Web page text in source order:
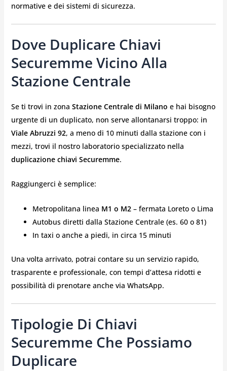
normative e dei sistemi di sicurezza.
Dove Duplicare Chiavi
Securemme Vicino Alla
Stazione Centrale
Se ti trovi in zona Stazione Centrale di Milano e hai bisogno
urgente di un duplicato, non serve allontanarsi troppo: in
Viale Abruzzi 92, a meno di 10 minuti dalla stazione con i
mezzi, trovi il nostro laboratorio specializzato nella
duplicazione chiavi Securemme.
Raggiungerci è semplice:
Metropolitana linea M1 o M2– fermata Loreto o Lima
Autobus diretti dalla Stazione Centrale (es. 60 o 81)
In taxi o anche a piedi, in circa 15 minuti
Una volta arrivato, potrai contare su un servizio rapido,
trasparente e professionale, con tempi d’attesa ridotti e
possibilità di prenotare anche via WhatsApp.
Tipologie Di Chiavi
Securemme Che Possiamo
Duplicare